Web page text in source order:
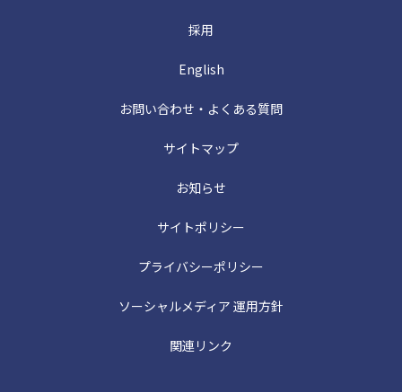
採用
English
お問い合わせ・よくある質問
サイトマップ
お知らせ
サイトポリシー
プライバシーポリシー
ソーシャルメディア 運用方針
関連リンク